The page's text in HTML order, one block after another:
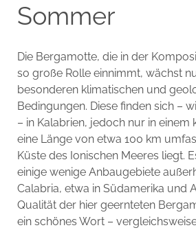
Sommer
Die Bergamotte, die in der
so große Rolle einnimmt, wächst
besonderen klimatischen und
Bedingungen. Diese finden sich –
– in Kalabrien, jedoch nur in einem
eine Länge von etwa 100 km
Küste des Ionischen Meeres liegt.
einige wenige Anbaugebiete
Calabria, etwa in Südamerika und
Qualität der hier geernteten
ein schönes Wort –